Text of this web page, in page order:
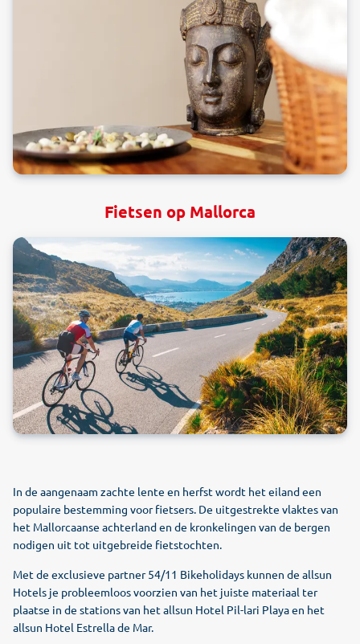
Fietsen op Mallorca
In de aangenaam zachte lente en herfst wordt het eiland een
populaire bestemming voor fietsers. De uitgestrekte vlaktes van
het Mallorcaanse achterland en de kronkelingen van de bergen
nodigen uit tot uitgebreide fietstochten.
Met de exclusieve partner 54/11 Bikeholidays kunnen de allsun
Hotels je probleemloos voorzien van het juiste materiaal ter
plaatse in de stations van het allsun Hotel Pil-lari Playa en het
allsun Hotel Estrella de Mar.